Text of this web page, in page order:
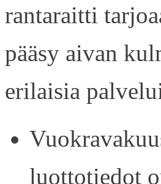
rantaraitti
pääsy aivan
erilaisia
luottotiedot